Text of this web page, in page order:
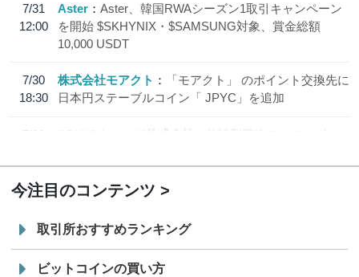
7/31
12:00
Aster
Aster、韓国RWAシーズン1取引キャンペーン
を開始 $SKHYNIX・$SAMSUNG対象、賞金総額
10,000 USDT
7/30
18:30
株式会社モアクト
「モアクト」 のポイント交換先に
日本円ステーブルコイン「 JPYC」を追加
7/29
SBI VCトレード株式会社
信託型円建てステーブル
今注目のコンテンツ
取引所おすすめランキング
ビットコインの買い方